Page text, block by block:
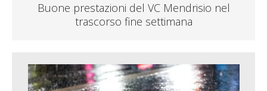
Buone prestazioni del VC Mendrisio nel
trascorso fine settimana